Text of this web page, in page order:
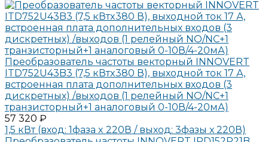
Преобразователь частоты векторный INNOVERT
ITD752U43B3 (7,5 кВтx380 В), выходной ток 17 А,
встроенная плата дополнительных входов (3
дискретных) /выходов (1 релейный NO/NC+1
транзисторный+1 аналоговый 0-10В/4-20мА)
57 320 ₽
1,5 кВт (вход: 1фаза x 220В / выход: 3фазы х 220В)